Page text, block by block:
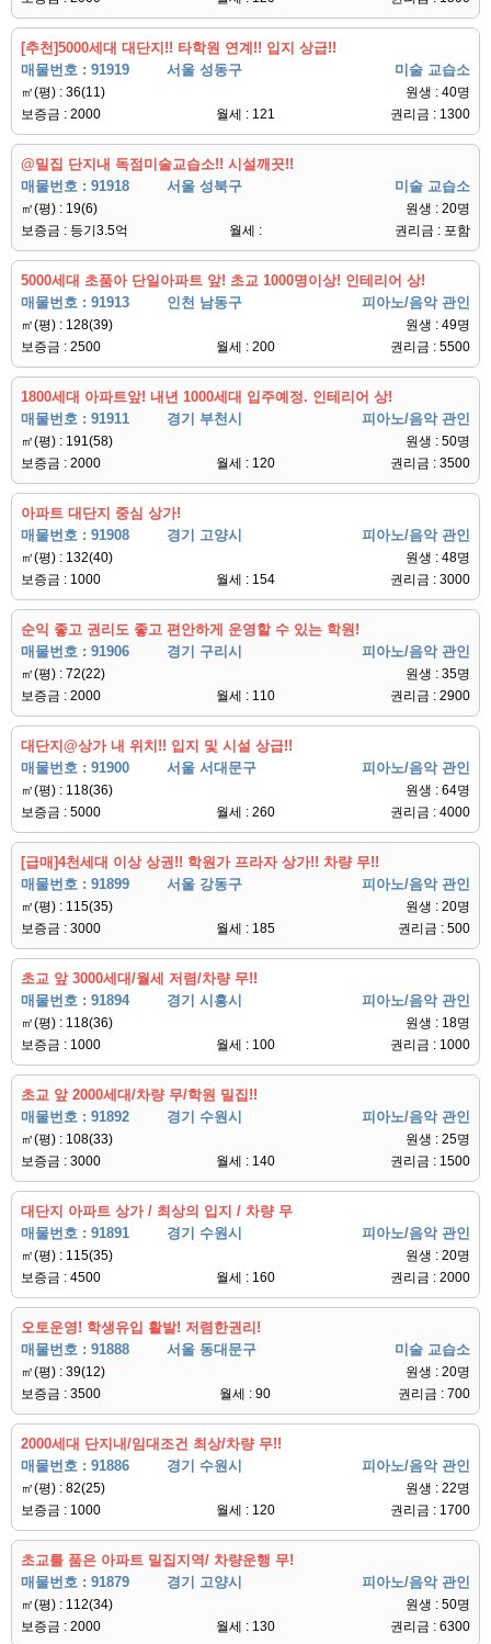
[추천]5000세대 대단지!! 타학원 연계!! 입지 상급!!
매물번호 : 91919
서울 성동구 미술 교습소
㎡(평) : 36(11)
원생 : 40명
보증금 : 2000
월세 : 121 권리금 : 1300
@밀집 단지내 독점미술교습소!! 시설깨끗!!
매물번호 : 91918
서울 성북구 미술 교습소
㎡(평) : 19(6)
원생 : 20명
보증금 : 등기3.5억
월세 : 권리금 : 포함
5000세대 초품아 단일아파트 앞! 초교 1000명이상! 인테리어 상!
매물번호 : 91913
인천 남동구 피아노/음악 관인
㎡(평) : 128(39)
원생 : 49명
보증금 : 2500
월세 : 200 권리금 : 5500
1800세대 아파트앞! 내년 1000세대 입주예정. 인테리어 상!
매물번호 : 91911
경기 부천시 피아노/음악 관인
㎡(평) : 191(58)
원생 : 50명
보증금 : 2000
월세 : 120 권리금 : 3500
아파트 대단지 중심 상가!
매물번호 : 91908
경기 고양시 피아노/음악 관인
㎡(평) : 132(40)
원생 : 48명
보증금 : 1000
월세 : 154 권리금 : 3000
순익 좋고 권리도 좋고 편안하게 운영할 수 있는 학원!
매물번호 : 91906
경기 구리시 피아노/음악 관인
㎡(평) : 72(22)
원생 : 35명
보증금 : 2000
월세 : 110 권리금 : 2900
대단지@상가 내 위치!! 입지 및 시설 상급!!
매물번호 : 91900
서울 서대문구 피아노/음악 관인
㎡(평) : 118(36)
원생 : 64명
보증금 : 5000
월세 : 260 권리금 : 4000
[급매]4천세대 이상 상권!! 학원가 프라자 상가!! 차량 무!!
매물번호 : 91899
서울 강동구 피아노/음악 관인
㎡(평) : 115(35)
원생 : 20명
보증금 : 3000
월세 : 185 권리금 : 500
초교 앞 3000세대/월세 저렴/차량 무!!
매물번호 : 91894
경기 시흥시 피아노/음악 관인
㎡(평) : 118(36)
원생 : 18명
보증금 : 1000
월세 : 100 권리금 : 1000
초교 앞 2000세대/차량 무/학원 밀집!!
매물번호 : 91892
경기 수원시 피아노/음악 관인
㎡(평) : 108(33)
원생 : 25명
보증금 : 3000
월세 : 140 권리금 : 1500
대단지 아파트 상가 / 최상의 입지 / 차량 무
매물번호 : 91891
경기 수원시 피아노/음악 관인
㎡(평) : 115(35)
원생 : 20명
보증금 : 4500
월세 : 160 권리금 : 2000
오토운영! 학생유입 활발! 저렴한권리!
매물번호 : 91888
서울 동대문구 미술 교습소
㎡(평) : 39(12)
원생 : 20명
보증금 : 3500
월세 : 90 권리금 : 700
2000세대 단지내/임대조건 최상/차량 무!!
매물번호 : 91886
경기 수원시 피아노/음악 관인
㎡(평) : 82(25)
원생 : 22명
보증금 : 1000
월세 : 120 권리금 : 1700
초교를 품은 아파트 밀집지역/ 차량운행 무!
매물번호 : 91879
경기 고양시 피아노/음악 관인
㎡(평) : 112(34)
원생 : 50명
보증금 : 2000
월세 : 130 권리금 : 6300